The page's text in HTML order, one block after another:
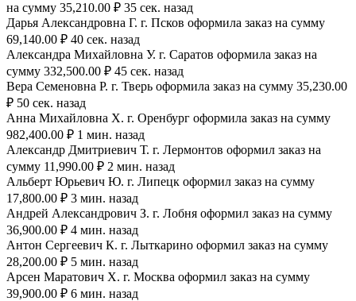
на сумму 35,210.00 ₽ 35 сек. назад
Дарья Александровна Г. г. Псков оформила заказ на сумму
69,140.00 ₽ 40 сек. назад
Александра Михайловна У. г. Саратов оформила заказ на
сумму 332,500.00 ₽ 45 сек. назад
Вера Семеновна Р. г. Тверь оформила заказ на сумму 35,230.00
₽ 50 сек. назад
Анна Михайловна Х. г. Оренбург оформила заказ на сумму
982,400.00 ₽ 1 мин. назад
Александр Дмитриевич Т. г. Лермонтов оформил заказ на
сумму 11,990.00 ₽ 2 мин. назад
Альберт Юрьевич Ю. г. Липецк оформил заказ на сумму
17,800.00 ₽ 3 мин. назад
Андрей Александрович З. г. Лобня оформил заказ на сумму
36,900.00 ₽ 4 мин. назад
Антон Сергеевич К. г. Лыткарино оформил заказ на сумму
28,200.00 ₽ 5 мин. назад
Арсен Маратович Х. г. Москва оформил заказ на сумму
39,900.00 ₽ 6 мин. назад